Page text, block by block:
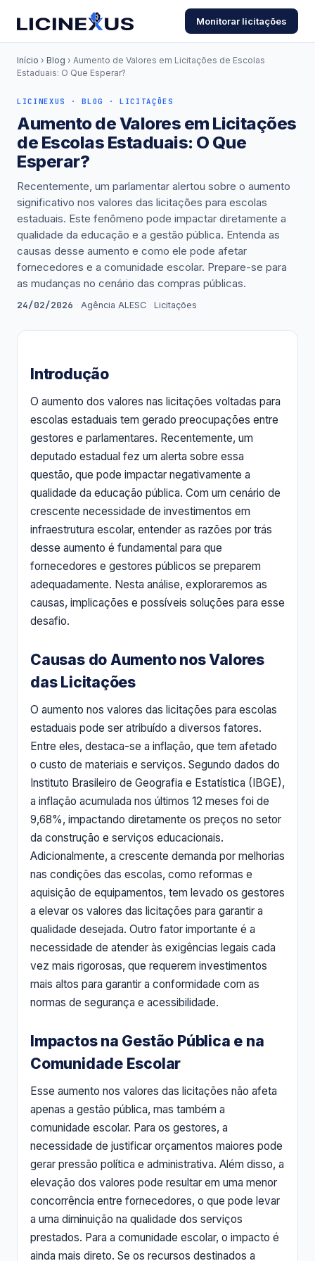
Monitorar licitações
Início › Blog › Aumento de Valores em Licitações de Escolas
Estaduais: O Que Esperar?
LICINEXUS · BLOG · LICITAÇÕES
Aumento de Valores em Licitações
de Escolas Estaduais: O Que
Esperar?
Recentemente, um parlamentar alertou sobre o aumento
significativo nos valores das licitações para escolas
estaduais. Este fenômeno pode impactar diretamente a
qualidade da educação e a gestão pública. Entenda as
causas desse aumento e como ele pode afetar
fornecedores e a comunidade escolar. Prepare-se para
as mudanças no cenário das compras públicas.
24/02/2026 · Agência ALESC · Licitações
Introdução
O aumento dos valores nas licitações voltadas para
escolas estaduais tem gerado preocupações entre
gestores e parlamentares. Recentemente, um
deputado estadual fez um alerta sobre essa
questão, que pode impactar negativamente a
qualidade da educação pública. Com um cenário de
crescente necessidade de investimentos em
infraestrutura escolar, entender as razões por trás
desse aumento é fundamental para que
fornecedores e gestores públicos se preparem
adequadamente. Nesta análise, exploraremos as
causas, implicações e possíveis soluções para esse
desafio.
Causas do Aumento nos Valores
das Licitações
O aumento nos valores das licitações para escolas
estaduais pode ser atribuído a diversos fatores.
Entre eles, destaca-se a inflação, que tem afetado
o custo de materiais e serviços. Segundo dados do
Instituto Brasileiro de Geografia e Estatística (IBGE),
a inflação acumulada nos últimos 12 meses foi de
9,68%, impactando diretamente os preços no setor
da construção e serviços educacionais.
Adicionalmente, a crescente demanda por melhorias
nas condições das escolas, como reformas e
aquisição de equipamentos, tem levado os gestores
a elevar os valores das licitações para garantir a
qualidade desejada. Outro fator importante é a
necessidade de atender às exigências legais cada
vez mais rigorosas, que requerem investimentos
mais altos para garantir a conformidade com as
normas de segurança e acessibilidade.
Impactos na Gestão Pública e na
Comunidade Escolar
Esse aumento nos valores das licitações não afeta
apenas a gestão pública, mas também a
comunidade escolar. Para os gestores, a
necessidade de justificar orçamentos maiores pode
gerar pressão política e administrativa. Além disso, a
elevação dos valores pode resultar em uma menor
concorrência entre fornecedores, o que pode levar
a uma diminuição na qualidade dos serviços
prestados. Para a comunidade escolar, o impacto é
ainda mais direto. Se os recursos destinados a